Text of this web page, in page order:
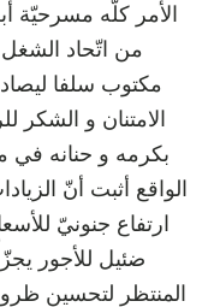
الأمر كلّه مسرحيّة
من اتّحاد
مكتوب سلفا
الامتنان و
بكرمه و حنانه في
الواقع أثبت أنّ
ارتفاع جنونيّ
ضئيل للأجور
المنتظر لتحسين